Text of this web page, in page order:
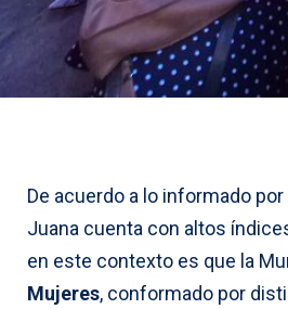
De acuerdo a lo informado
Juana cuenta con altos
en este contexto es que la
Mujeres, conformado por